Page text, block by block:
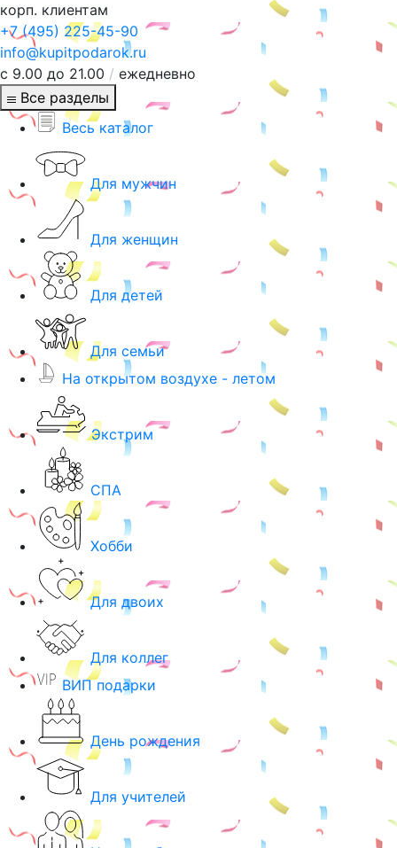
корп. клиентам
+7 (495) 225-45-90
info@kupitpodarok.ru
с 9.00 до 21.00 / ежедневно
Все разделы
Весь каталог
Для мужчин
Для женщин
Для детей
Для семьи
На открытом воздухе - летом
Экстрим
СПА
Хобби
Для двоих
Для коллег
ВИП подарки
День рождения
Для учителей